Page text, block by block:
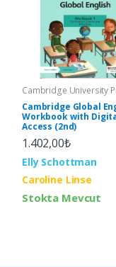
Cambridge University
Cambridge Global
Workbook with
Access (2nd)
1.402,00₺
Elly Schottman
Caroline Linse
Stokta Mevcut